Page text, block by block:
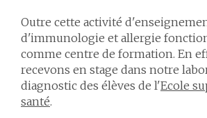
Outre cette activité
d'immunologie et allergie
comme centre de formation. En
recevons en stage dans notre
diagnostic des élèves de l'Ecole
santé.